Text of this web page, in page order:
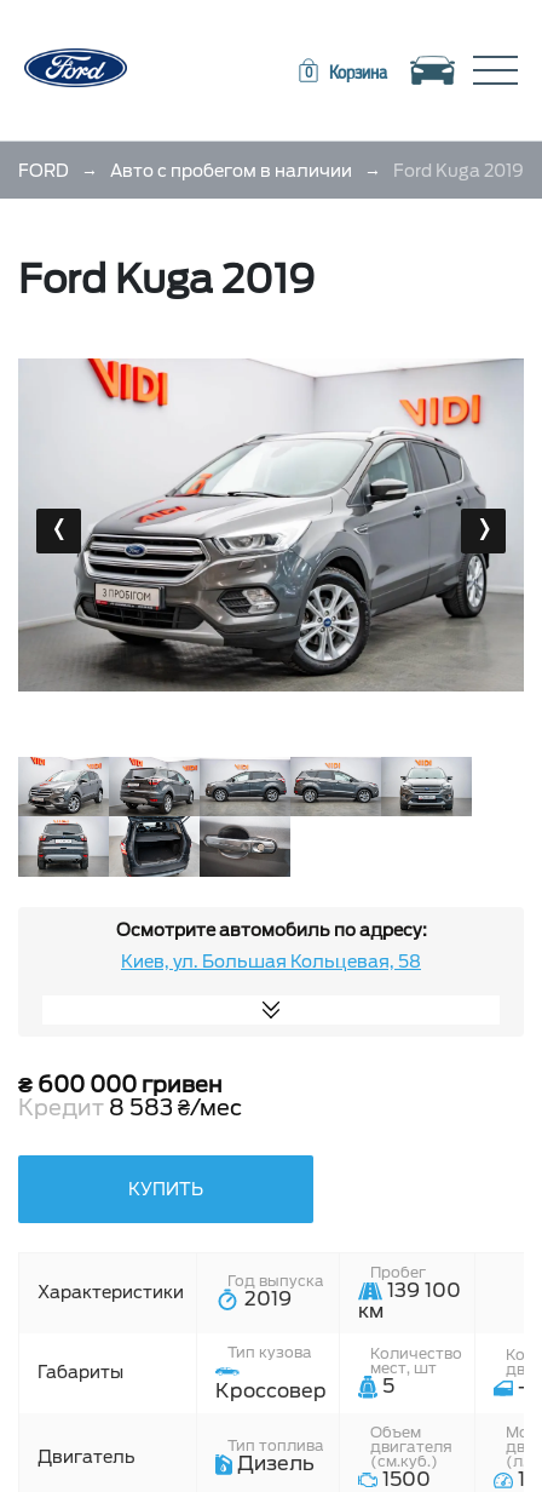
0 Корзина Toggle navigation
FORD → Авто с пробегом в наличии → Ford Kuga 2019
Ford Kuga 2019
‹ ›
Осмотрите автомобиль по адресу:
Киев, ул. Большая Кольцевая, 58
₴ 600 000 гривен
Кредит 8 583 ₴/мес
КУПИТЬ
Характеристики
Год выпуска
2019
Пробег
139 100
км
Габариты
Тип кузова
Кроссовер
Количество
мест, шт
5 -
Двигатель
Тип топлива
Дизель
Объем
двигателя
(см.куб.)
1500